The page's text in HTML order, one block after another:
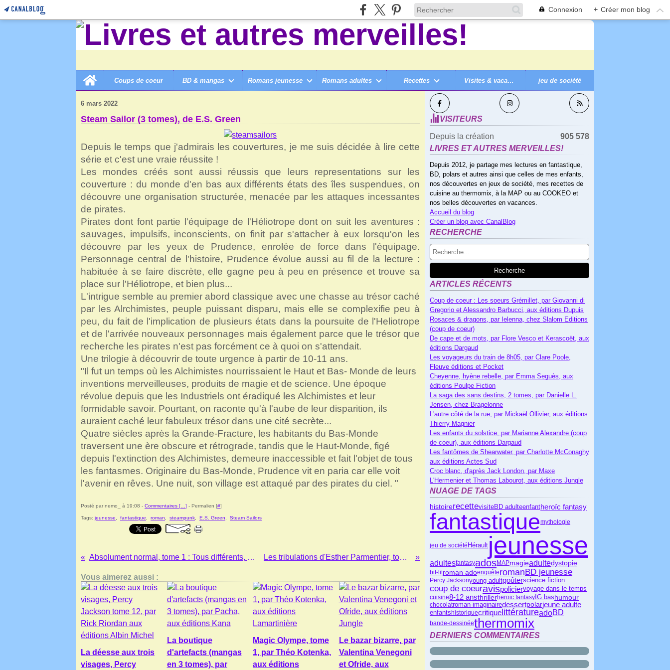
Connexion + Créer mon blog
Home
Coups de coeur
BD & mangas Romans jeunesse Romans adultes Recettes Visites & vacances jeu de société
LIVRES ET AUTRES MERVEILLES! > 3B ROMANS COLLÈGE ET + > STEAM SAILOR (3 TOMES), DE E.S. GREEN
6 mars 2022
Steam Sailor (3 tomes), de E.S. Green
Depuis le temps que j'admirais les couvertures, je me suis décidée à lire cette
série et c'est une vraie réussite !
Les mondes créés sont aussi réussis que leurs representations sur les
couverture : du monde d'en bas aux différents états des îles suspendues, on
découvre une organisation structurée, menacée par les attaques incessantes
de pirates.
Pirates dont font partie l'équipage de l'Héliotrope dont on suit les aventures :
sauvages, impulsifs, inconscients, on finit par s'attacher à eux lorsqu'on les
découvre par les yeux de Prudence, enrolée de force dans l'équipage.
Personnage central de l'histoire, Prudence évolue aussi au fil de la lecture :
habituée à se faire discrète, elle gagne peu à peu en présence et trouve sa
place sur l'Héliotrope, et bien plus...
L'intrigue semble au premier abord classique avec une chasse au trésor caché
par les Alrchimistes, peuple puissant disparu, mais elle se complexifie peu à
peu, du fait de l'implication de plusieurs états dans la poursuite de l'Heliotrope
et de l'arrivée nouveaux personnages mais également parce que le trésor que
recherche les pirates n'est pas forcément ce à quoi on s'attendait.
Une trilogie à découvrir de toute urgence à partir de 10-11 ans.
"Il fut un temps où les Alchimistes nourrissaient le Haut et Bas- Monde de leurs
inventions merveilleuses, produits de magie et de science. Une époque
révolue depuis que les Industriels ont éradiqué les Alchimistes et leur
formidable savoir. Pourtant, on raconte qu'à l'aube de leur disparition, ils
auraient caché leur fabuleux trésor dans une cité secrète...
Quatre siècles après la Grande-Fracture, les habitants du Bas-Monde
traversent une ère obscure et rétrograde, tandis que le Haut-Monde, figé
depuis l'extinction des Alchimistes, demeure inaccessible et fait l'objet de tous
les fantasmes. Originaire du Bas-Monde, Prudence vit en paria car elle voit
l'avenir en rêves. Une nuit, son village est attaqué par des pirates du ciel. "
Posté par nemo_ à 19:08 - Commentaires [ ] - Permalien [#]
Tags: jeunesse fantastique roman steampunk E.S. Green Steam Sailors
Absolument normal, tome 1 : Tous différents, de Kid Toussaint, Martusciello, Pizzetti (BD) Les tribulations d'Esther Parmentier, tome 2, de Maëlle Desard : coup de coeur!
Vous aimerez aussi :
La déesse aux trois
visages, Percy
La boutique
d'artefacts (mangas
en 3 tomes), par
Magic Olympe, tome
1, par Théo Kotenka,
aux éditions
Le bazar bizarre, par
Valentina Venegoni
et Ofride, aux
SUIVEZ-MOI
VISITEURS
Depuis la création
905 578
LIVRES ET AUTRES MERVEILLES!
Depuis 2012, je partage mes lectures en fantastique,
BD, polars et autres ainsi que celles de mes enfants,
nos découvertes en jeux de société, mes recettes de
cuisine au thermomix, à la MAP ou au COOKEO et
nos belles découvertes en vacances.
Accueil du blog
Créer un blog avec CanalBlog
RECHERCHE
ARTICLES RÉCENTS
Coup de coeur : Les soeurs Grémillet, par Giovanni di
Gregorio et Alessandro Barbucci, aux éditions Dupuis
Rosaces & dragons, par Ielenna, chez Slalom Editions
(coup de coeur)
De cape et de mots, par Flore Vesco et Kerascoët, aux
éditions Dargaud
Les voyageurs du train de 8h05, par Clare Poole,
Fleuve éditions et Pocket
Cheyenne, hyène rebelle, par Emma Seguès, aux
éditions Poulpe Fiction
La saga des sans destins, 2 tomes, par Danielle L.
Jensen, chez Bragelonne
L'autre côté de la rue, par Mickaël Ollivier, aux éditions
Thierry Magnier
Les enfants du solstice, par Marianne Alexandre (coup
de coeur), aux éditions Dargaud
Les fantômes de Shearwater, par Charlotte McConaghy
aux éditions Actes Sud
Croc blanc, d'après Jack London, par Maxe
L'Hermenier et Thomas Labourot, aux éditions Jungle
NUAGE DE TAGS
histoirerecettevisiteBD adulteenfantheroïc fantasy
fantastiquemythologie
jeu de société Hérault jeunesse
adultesfantasyadosMAPmagieadultedystopie
bit-litroman adoenquêteromanBD jeunesse
Percy Jacksonyoung adultgoûterscience fiction
coup de coeuravispoliciervoyage dans le temps
cuisine8-12 ansthrillerheroic fantasy IG bashumour
chocolatroman imaginairedessertpolarjeune adulte
enfantshistoriquecritique littératureadoBD
bande-dessinéethermomix
DERNIERS COMMENTAIRES